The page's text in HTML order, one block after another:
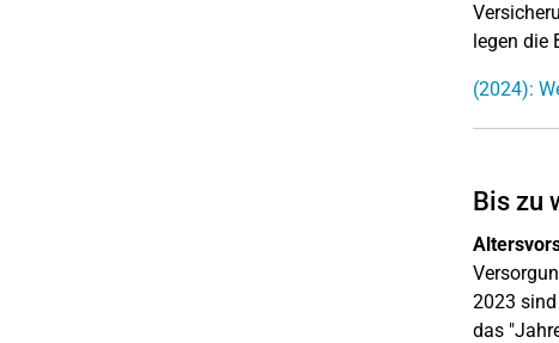
legen die
(2024):
Bis zu
2023
das